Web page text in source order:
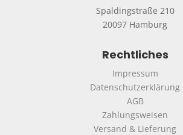
Spaldingstraße 210
20097 Hamburg
Rechtliches
Impressum
Datenschutzerklärung
AGB
Zahlungsweisen
Versand & Lieferung